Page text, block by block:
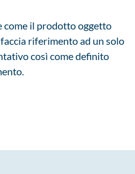
come il prodotto oggetto
riferimento ad un solo
così come definito